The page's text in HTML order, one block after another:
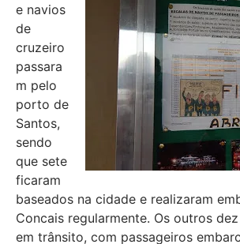
e navios
de
cruzeiro
passara
m pelo
porto de
Santos,
sendo
que sete
ficaram
baseados na cidade e realizaram
Concais regularmente. Os outros
em trânsito, com passageiros